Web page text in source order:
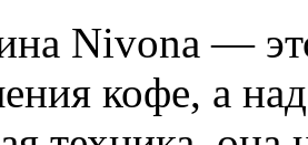
Nivona —
кофе, а